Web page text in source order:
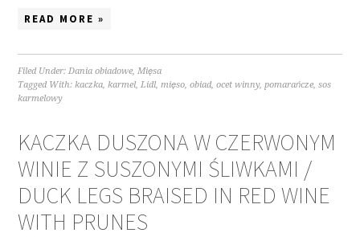
READ MORE »
Filed Under:Dania obiadowe,Mięsa
Tagged With:kaczka,karmel,Lidl,mięso,obiad,ocet winny,pomarańcze,sos
karmelowy
KACZKA DUSZONA W CZERWONYM
WINIE Z SUSZONYMI ŚLIWKAMI /
DUCK LEGS BRAISED IN RED WINE
WITH PRUNES